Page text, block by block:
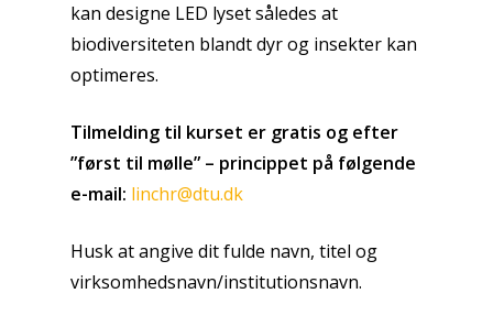
kan designe LED lyset således at
biodiversiteten blandt dyr og insekter kan
optimeres.
Tilmelding til kurset er gratis og efter
”først til mølle” – princippet på følgende
e-mail: linchr@dtu.dk
Husk at angive dit fulde navn, titel og
virksomhedsnavn/institutionsnavn.